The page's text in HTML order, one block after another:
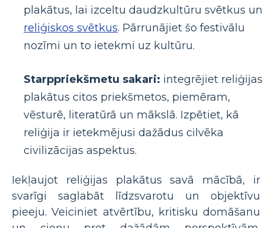
plakātus, lai izceltu daudzkultūru svētkus un
reliģiskos svētkus. Pārrunājiet šo festivālu
nozīmi un to ietekmi uz kultūru.
Starppriekšmetu sakari: integrējiet reliģijas
plakātus citos priekšmetos, piemēram,
vēsturē, literatūrā un mākslā. Izpētiet, kā
reliģija ir ietekmējusi dažādus cilvēka
civilizācijas aspektus.
Iekļaujot reliģijas plakātus savā mācībā, ir
svarīgi saglabāt līdzsvarotu un objektīvu
pieeju. Veiciniet atvērtību, kritisku domāšanu